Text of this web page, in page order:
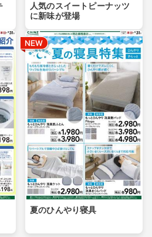
人気のスイートピーナッツ
に新味が登場
夏のひんやり寝具